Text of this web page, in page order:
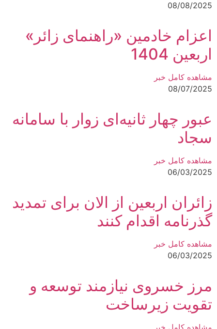
08/08/2025
اعزام خادمین «راهنمای زائر»
اربعین 1404
مشاهده کامل خبر
08/07/2025
عبور چهار ثانیه‌ای زوار با سامانه
سجاد
مشاهده کامل خبر
06/03/2025
زائران اربعین از الان برای تمدید
گذرنامه اقدام کنند
مشاهده کامل خبر
06/03/2025
مرز خسروی نیازمند توسعه و
تقویت زیرساخت‌
مشاهده کامل خبر